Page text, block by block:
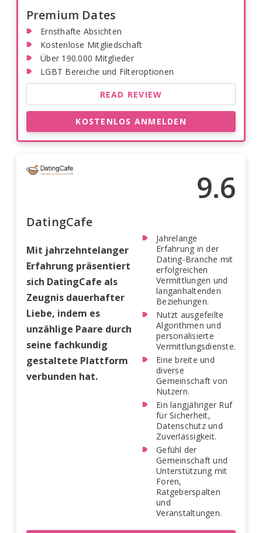
Premium Dates
Ernsthafte Absichten
Kostenlose Mitgliedschaft
Über 190.000 Mitglieder
LGBT Bereiche und Filteroptionen
READ REVIEW
KOSTENLOS ANMELDEN
9.6
DatingCafe
Mit jahrzehntelanger
Erfahrung präsentiert
sich DatingCafe als
Zeugnis dauerhafter
Liebe, indem es
unzählige Paare durch
seine fachkundig
gestaltete Plattform
verbunden hat.
Jahrelange
Erfahrung in der
Dating-Branche mit
erfolgreichen
Vermittlungen und
langanhaltenden
Beziehungen.
Nutzt ausgefeilte
Algorithmen und
personalisierte
Vermittlungsdienste.
Eine breite und
diverse
Gemeinschaft von
Nutzern.
Ein langjähriger Ruf
für Sicherheit,
Datenschutz und
Zuverlässigkeit.
Gefühl der
Gemeinschaft und
Unterstützung mit
Foren,
Ratgeberspalten
und
Veranstaltungen.